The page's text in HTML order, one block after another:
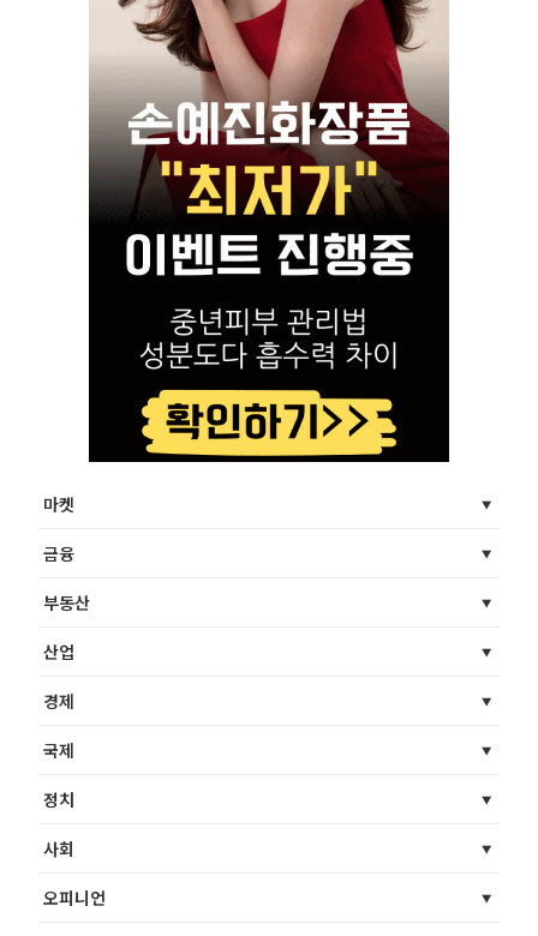
마켓
금융
부동산
산업
경제
국제
정치
사회
오피니언